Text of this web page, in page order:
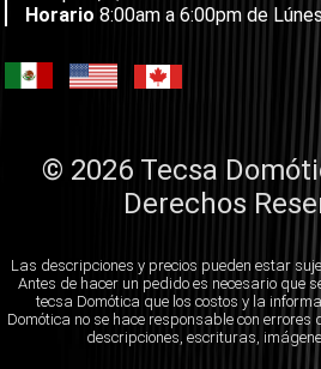
Horario 8:00am a 6:00pm de
© 2026 Tecsa
Derechos
Las descripciones y precios pueden estar
Antes de hacer un pedido es necesario que
tecsa Domótica que los costos y la
Domótica no se hace responsable con
descripciones, escrituras,